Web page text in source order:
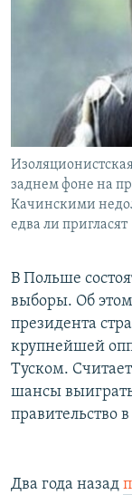
СИБИРЬ.РЕАЛИИ
РАСПИСАНИЕ
СОЦИАЛЬНЫЕ СЕТИ
заднем фоне на
Качинскими
едва ли пригласят
В Польше
выборы. Об этом
президента
крупнейшей
Туском.
шансы
правительство
Два года назад